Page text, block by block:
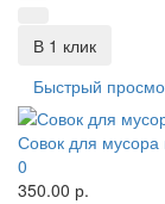
В 1 клик
Быстрый
Совок для мусора
0
350.00 р.